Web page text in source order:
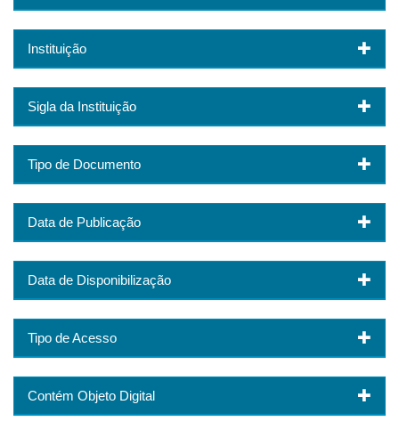
Instituição
Sigla da Instituição
Tipo de Documento
Data de Publicação
Data de Disponibilização
Tipo de Acesso
Contém Objeto Digital